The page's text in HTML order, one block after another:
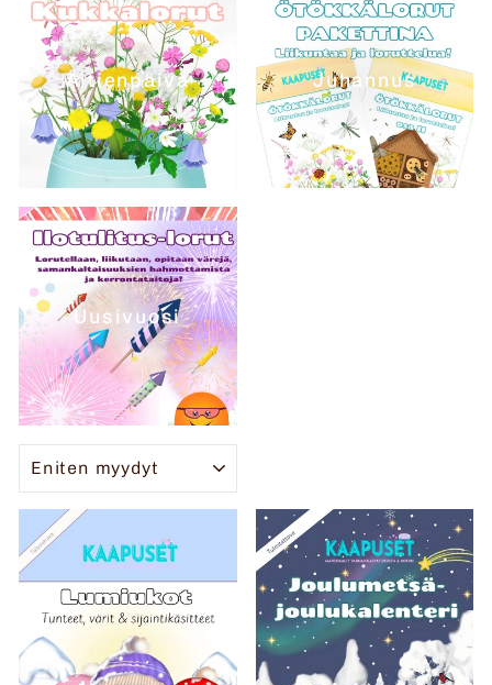
Äitienpäivä Juhannus
Uusivuosi